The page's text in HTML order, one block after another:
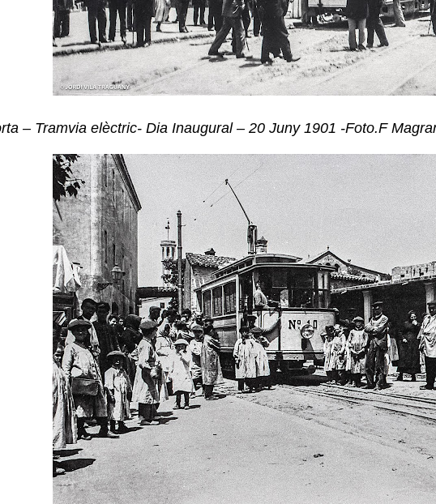
– Tramvia elèctric- Dia Inaugural – 20 Juny 1901 -Foto.F